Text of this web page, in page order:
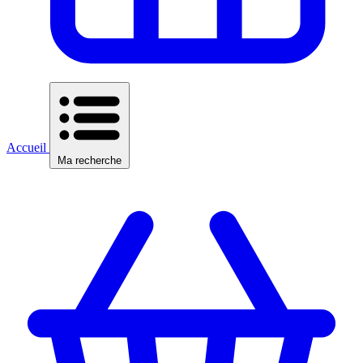
Accueil
Ma recherche